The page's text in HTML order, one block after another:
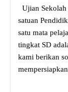
Ujian
satuan
satu mata
tingkat SD
kami berikan